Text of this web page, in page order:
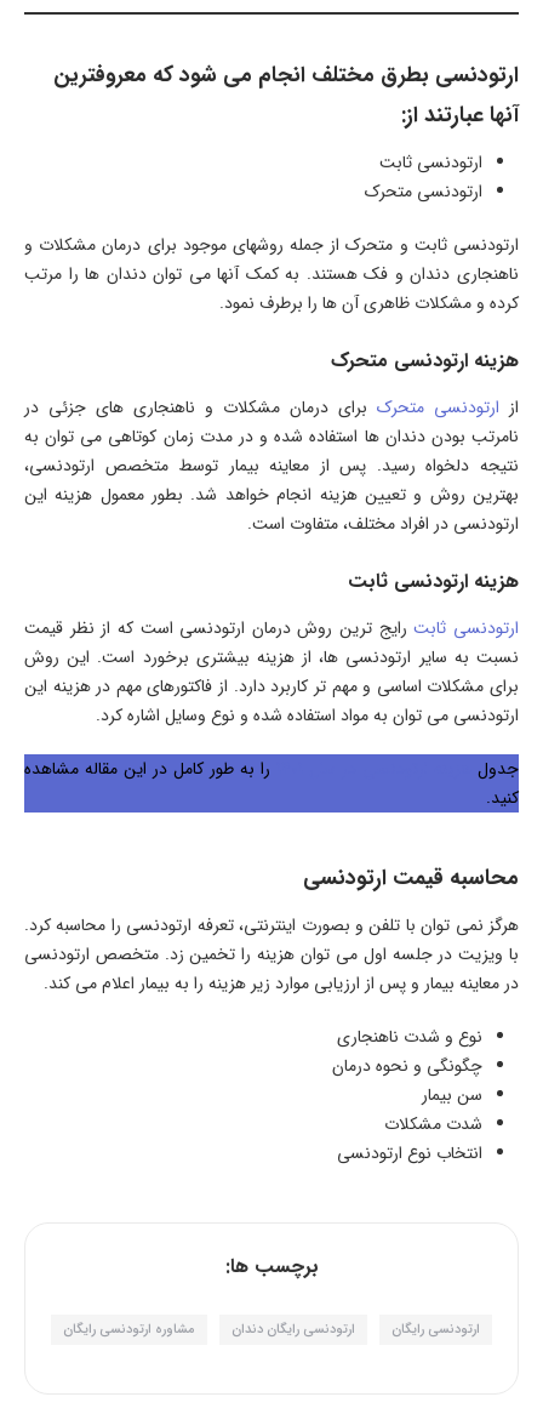
ارتودنسی بطرق مختلف انجام می شود که معروفترین
آنها عبارتند از:
ارتودنسی ثابت
ارتودنسی متحرک
ارتودنسی ثابت و متحرک از جمله روشهای موجود برای درمان مشکلات و
ناهنجاری دندان و فک هستند. به کمک آنها می توان دندان ها را مرتب
کرده و مشکلات ظاهری آن ها را برطرف نمود.
هزینه ارتودنسی متحرک
از ارتودنسی متحرک برای درمان مشکلات و ناهنجاری های جزئی در
نامرتب بودن دندان ها استفاده شده و در مدت زمان کوتاهی می توان به
نتیجه دلخواه رسید. پس از معاینه بیمار توسط متخصص ارتودنسی،
بهترین روش و تعیین هزینه انجام خواهد شد. بطور معمول هزینه این
ارتودنسی در افراد مختلف، متفاوت است.
هزینه ارتودنسی ثابت
ارتودنسی ثابترایج ترین روش درمان ارتودنسی است که از نظر قیمت
نسبت به سایر ارتودنسی ها، از هزینه بیشتری برخورد است. این روش
برای مشکلات اساسی و مهم تر کاربرد دارد. از فاکتورهای مهم در هزینه این
ارتودنسی می توان به مواد استفاده شده و نوع وسایل اشاره کرد.
جدول
را به طور کامل در این مقاله مشاهده
کنید.
محاسبه قیمت ارتودنسی
هرگز نمی توان با تلفن و بصورت اینترنتی، تعرفه ارتودنسی را محاسبه کرد.
با ویزیت در جلسه اول می توان هزینه را تخمین زد. متخصص ارتودنسی
در معاینه بیمار و پس از ارزیابی موارد زیر هزینه را به بیمار اعلام می کند.
نوع و شدت ناهنجاری
چگونگی و نحوه درمان
سن بیمار
شدت مشکلات
انتخاب نوع ارتودنسی
برچسب ها:
ارتودنسی رایگان ارتودنسی رایگان دندان مشاوره ارتودنسی رایگان